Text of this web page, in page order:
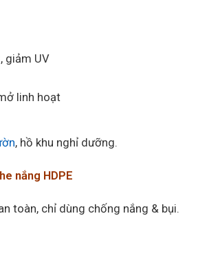
giảm UV
linh hoạt
, hồ khu nghỉ dưỡng.
nắng HDPE
toàn, chỉ dùng chống nắng & bụi.